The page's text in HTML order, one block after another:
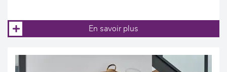
En savoir plus